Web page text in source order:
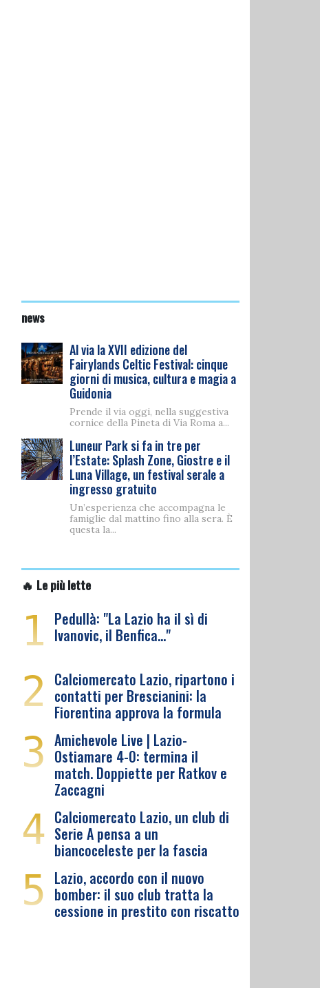
news
Al via la XVII edizione del
Fairylands Celtic Festival: cinque
giorni di musica, cultura e magia a
Guidonia
Prende il via oggi, nella suggestiva
cornice della Pineta di Via Roma a...
Luneur Park si fa in tre per
l’Estate: Splash Zone, Giostre e il
Luna Village, un festival serale a
ingresso gratuito
Un’esperienza che accompagna le
famiglie dal mattino fino alla sera. È
questa la...
🔥 Le più lette
1 Pedullà: "La Lazio ha il sì di
Ivanovic, il Benfica…"
2 Calciomercato Lazio, ripartono i
contatti per Brescianini: la
Fiorentina approva la formula
3 Amichevole Live | Lazio-
Ostiamare 4-0: termina il
match. Doppiette per Ratkov e
Zaccagni
4 Calciomercato Lazio, un club di
Serie A pensa a un
biancoceleste per la fascia
5 Lazio, accordo con il nuovo
bomber: il suo club tratta la
cessione in prestito con riscatto